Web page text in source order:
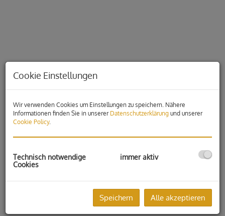
Beschreibung
Der moderne Bürokomplex ist der ideale Standort für Ihr
Unternehmen!
Es stehen in zwei Gebäudeteilen, Büros in unterschiedlichen
Größenordnungen zur Vermietung.
Der attraktive Gewerbestandort liegt direkt am Stadtrand von
Cookie Einstellungen
Wir verwenden Cookies um Einstellungen zu speichern. Nähere
Informationen finden Sie in unserer Datenschutzerklärung und unserer
Cookie Policy.
Technisch notwendige
Cookies
immer aktiv
Speichern Alle akzeptieren